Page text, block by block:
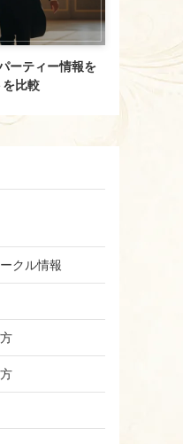
ーティー情報を
比較
クル情報